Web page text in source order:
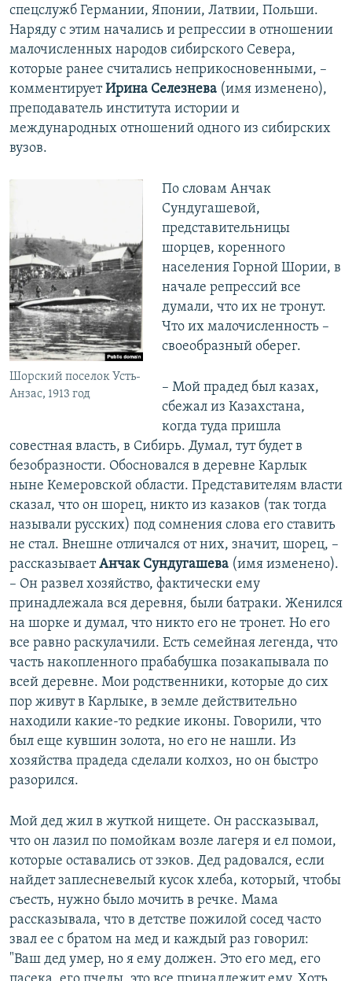
спецслужб Германии, Японии, Латвии, Польши.
Наряду с этим начались и репрессии в отношении
малочисленных народов сибирского Севера,
которые ранее считались неприкосновенными, –
комментируетИрина Селезнева (имя изменено),
преподаватель института истории и
международных отношений одного из сибирских
вузов.
Шорский поселок Усть-
Анзас, 1913 год
По словам Анчак
Сундугашевой,
представительницы
шорцев, коренного
населения Горной Шории, в
начале репрессий все
думали, что их не тронут.
Что их малочисленность –
своеобразный оберег.
– Мой прадед был казах,
сбежал из Казахстана,
когда туда пришла
совестная власть, в Сибирь. Думал, тут будет в
безобразности. Обосновался в деревне Карлык
ныне Кемеровской области. Представителям власти
сказал, что он шорец, никто из казаков (так тогда
называли русских) под сомнения слова его ставить
не стал. Внешне отличался от них, значит, шорец, –
рассказываетАнчак Сундугашева (имя изменено).
– Он развел хозяйство, фактически ему
принадлежала вся деревня, были батраки. Женился
на шорке и думал, что никто его не тронет. Но его
все равно раскулачили. Есть семейная легенда, что
часть накопленного прабабушка позакапывала по
всей деревне. Мои родственники, которые до сих
пор живут в Карлыке, в земле действительно
находили какие-то редкие иконы. Говорили, что
был еще кувшин золота, но его не нашли. Из
хозяйства прадеда сделали колхоз, но он быстро
разорился.
Мой дед жил в жуткой нищете. Он рассказывал,
что он лазил по помойкам возле лагеря и ел помои,
которые оставались от зэков. Дед радовался, если
найдет заплесневелый кусок хлеба, который, чтобы
съесть, нужно было мочить в речке. Мама
рассказывала, что в детстве пожилой сосед часто
звал ее с братом на мед и каждый раз говорил:
"Ваш дед умер, но я ему должен. Это его мед, его